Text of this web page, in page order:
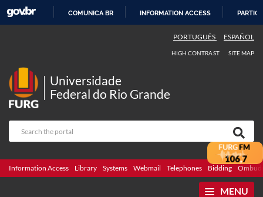
COMUNICA BR INFORMATION ACCESS
PORTUGUÊS ESPAÑOL
HIGH CONTRAST SITE MAP
Universidade
Federal do Rio Grande
Information Access Library Systems Webmail Telephones Bidding
MENU